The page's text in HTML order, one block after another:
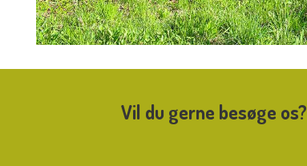
Vil du gerne besøge os?